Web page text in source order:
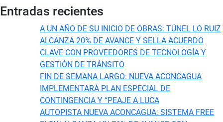
Entradas recientes
A UN AÑO DE SU INICIO DE OBRAS: TÚNEL LO RUIZ
ALCANZA 20% DE AVANCE Y SELLA ACUERDO
CLAVE CON PROVEEDORES DE TECNOLOGÍA Y
GESTIÓN DE TRÁNSITO
FIN DE SEMANA LARGO: NUEVA ACONCAGUA
IMPLEMENTARÁ PLAN ESPECIAL DE
CONTINGENCIA Y “PEAJE A LUCA
AUTOPISTA NUEVA ACONCAGUA: SISTEMA FREE